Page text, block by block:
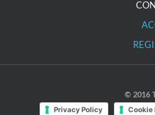
© 2016
Privacy Policy Cookie